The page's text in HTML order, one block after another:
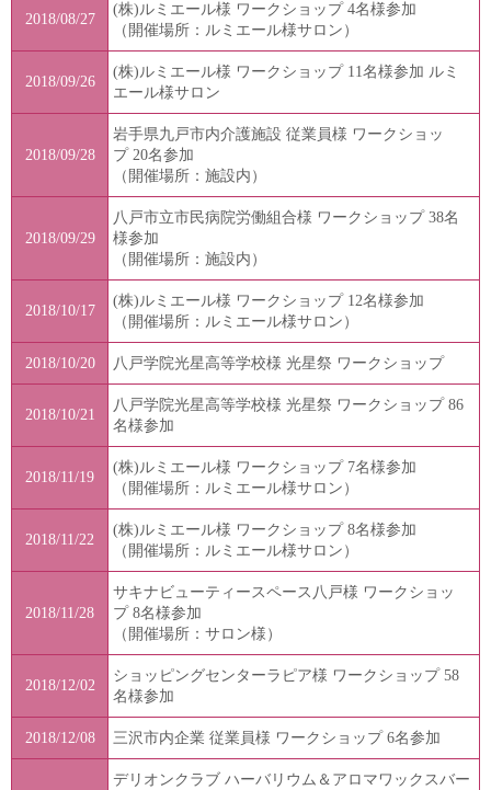
2018/08/27
(株)ルミエール様 ワークショップ 4名様参加
（開催場所：ルミエール様サロン）
2018/09/26
(株)ルミエール様 ワークショップ 11名様参加 ルミ
エール様サロン
2018/09/28
岩手県九戸市内介護施設 従業員様 ワークショッ
プ 20名参加
（開催場所：施設内）
2018/09/29
八戸市立市民病院労働組合様 ワークショップ 38名
様参加
（開催場所：施設内）
2018/10/17
(株)ルミエール様 ワークショップ 12名様参加
（開催場所：ルミエール様サロン）
2018/10/20 八戸学院光星高等学校様 光星祭 ワークショップ
2018/10/21
八戸学院光星高等学校様 光星祭 ワークショップ 86
名様参加
2018/11/19
(株)ルミエール様 ワークショップ 7名様参加
（開催場所：ルミエール様サロン）
2018/11/22
(株)ルミエール様 ワークショップ 8名様参加
（開催場所：ルミエール様サロン）
2018/11/28
サキナビューティースペース八戸様 ワークショッ
プ 8名様参加
（開催場所：サロン様）
2018/12/02
ショッピングセンターラピア様 ワークショップ 58
名様参加
2018/12/08 三沢市内企業 従業員様 ワークショップ 6名参加
デリオンクラブ ハーバリウム＆アロマワックスバー